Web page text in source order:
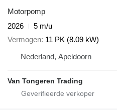
Motorpomp
2026
5 m/u
Vermogen 11 PK (8.09 kW)
Nederland, Apeldoorn
Van Tongeren Trading